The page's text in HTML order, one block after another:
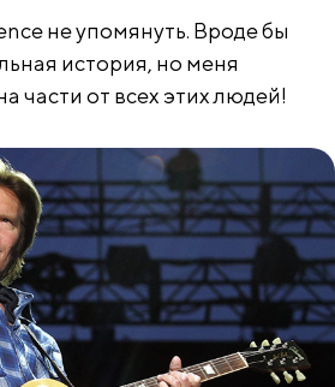
не упомянуть. Вроде бы
история, но меня
части от всех этих людей!